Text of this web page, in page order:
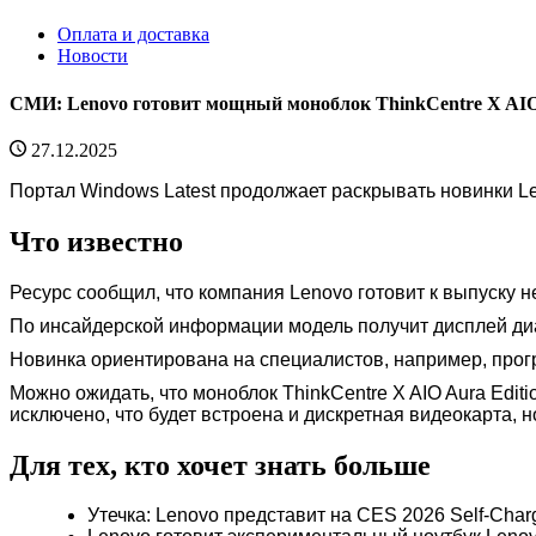
Оплата и доставка
Новости
СМИ: Lenovo готовит мощный моноблок ThinkCentre X
27.12.2025
Портал Windows Latest продолжает раскрывать новинки
Что известно
Ресурс сообщил, что компания Lenovo готовит к
По инсайдерской информации модель получит дисплей
Новинка ориентирована на специалистов, например,
Можно ожидать, что моноблок ThinkCentre X AIO Aura
исключено, что будет встроена и дискретная видеокарта,
Для тех, кто хочет знать больше
Утечка: Lenovo представит на CES 2026 Self-